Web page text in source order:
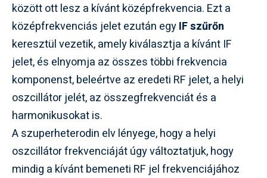
között ott lesz a kívánt középfrekvencia. Ezt a
középfrekvenciás jelet ezután egyIF szűrőn
keresztül vezetik, amely kiválasztja a kívánt IF
jelet, és elnyomja az összes többi frekvencia
komponenst, beleértve az eredeti RF jelet, a helyi
oszcillátor jelét, az összegfrekvenciát és a
harmonikusokat is.
A szuperheterodin elv lényege, hogy a helyi
oszcillátor frekvenciáját úgy változtatjuk, hogy
mindig a kívánt bemeneti RF jel frekvenciájához